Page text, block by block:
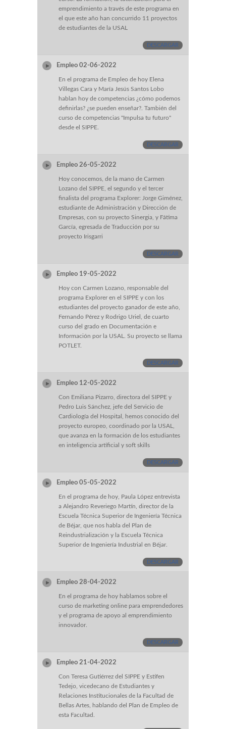
emprendimiento a través de este programa en
el que este año han concurrido 11 proyectos
de estudiantes de la USAL
DESCARGAR
Empleo 02-06-2022
En el programa de Empleo de hoy Elena
Villegas Cara y María Jesús Santos Lobo
hablan hoy de competencias ¿cómo podemos
definirlas? ¿se pueden enseñar?. También del
curso de competencias "Impulsa tu futuro"
desde el SIPPE.
DESCARGAR
Empleo 26-05-2022
Hoy conocemos, de la mano de Carmen
Lozano del SIPPE, el segundo y el tercer
finalista del programa Explorer: Jorge Giménez,
estudiante de Administración y Dirección de
Empresas, con su proyecto Sinergia, y Fátima
García, egresada de Traducción por su
proyecto Irisgarri
DESCARGAR
Empleo 19-05-2022
Hoy con Carmen Lozano, responsable del
programa Explorer en el SIPPE y con los
estudiantes del proyecto ganador de este año,
Fernando Pérez y Rodrigo Uriel, de cuarto
curso del grado en Documentación e
Información por la USAL. Su proyecto se llama
POTLET.
DESCARGAR
Empleo 12-05-2022
Con Emiliana Pizarro, directora del SIPPE y
Pedro Luis Sánchez, jefe del Servicio de
Cardiología del Hospital, hemos conocido del
proyecto europeo, coordinado por la USAL,
que avanza en la formación de los estudiantes
en inteligencia artificial y soft skills
DESCARGAR
Empleo 05-05-2022
En el programa de hoy, Paula López entrevista
a Alejandro Reveriego Martín, director de la
Escuela Técnica Superior de Ingeniería Técnica
de Béjar, que nos habla del Plan de
Reindustrialización y la Escuela Técnica
Superior de Ingeniería Industrial en Béjar.
DESCARGAR
Empleo 28-04-2022
En el programa de hoy hablamos sobre el
curso de marketing online para emprendedores
y el programa de apoyo al emprendimiento
innovador.
DESCARGAR
Empleo 21-04-2022
Con Teresa Gutiérrez del SIPPE y Estifen
Tedejo, vicedecano de Estudiantes y
Relaciones Institucionales de la Facultad de
Bellas Artes, hablando del Plan de Empleo de
esta Facultad.